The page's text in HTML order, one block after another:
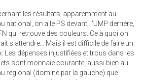
les résultats, apparemment au
national, on a le PS devant, l'UMP derrière,
qui retrouve des couleurs. Ce à quoi on
s'attendre... Mais il est difficile de faire un
Les dépenses injustifiées et trous dans les
sont monnaie courante, aussi bien au
régional (dominé par la gauche) que